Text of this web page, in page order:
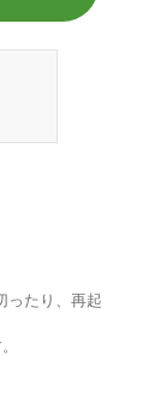
ったり、再起